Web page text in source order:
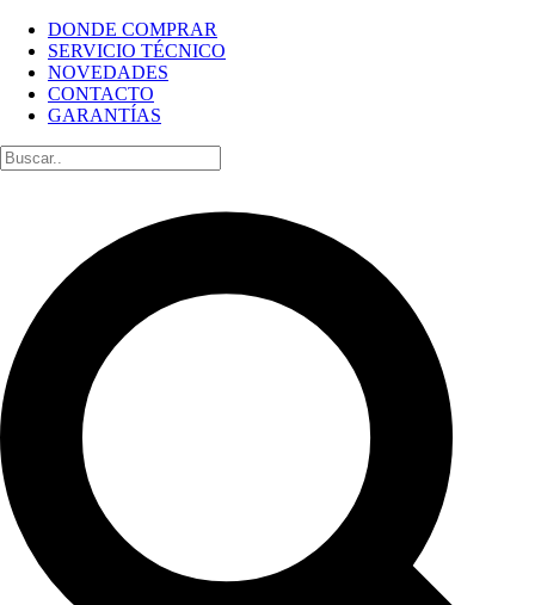
DONDE COMPRAR
SERVICIO TÉCNICO
NOVEDADES
CONTACTO
GARANTÍAS